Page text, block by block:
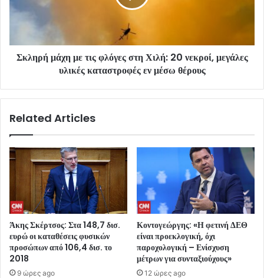
Σκληρή μάχη με τις φλόγες στη Χιλή: 20 νεκροί, μεγάλες
υλικές καταστροφές εν μέσω θέρους
Related Articles
Άκης Σκέρτσος: Στα 148,7 δισ.
ευρώ οι καταθέσεις φυσικών
προσώπων από 106,4 δισ. το
2018
9 ώρες ago
Κοντογεώργης: «Η φετινή ΔΕΘ
είναι προεκλογική, όχι
παροχολογική – Ενίσχυση
μέτρων για συνταξιούχους»
12 ώρες ago